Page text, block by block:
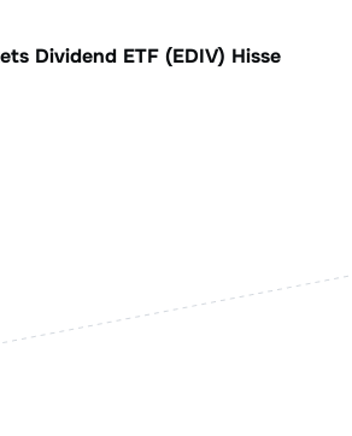
Dividend ETF (EDIV) Hisse